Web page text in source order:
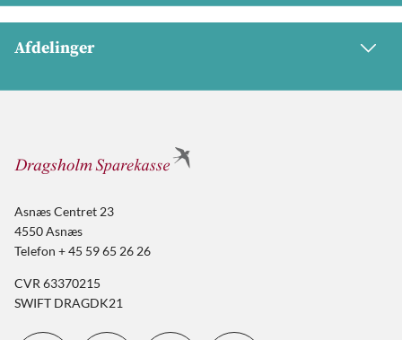
Afdelinger
Asnæs Centret 23
4550 Asnæs
Telefon + 45 59 65 26 26
CVR 63370215
SWIFT DRAGDK21